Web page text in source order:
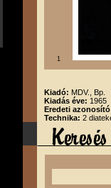
1
Kiadó: MDV., Bp.
Kiadás éve: 1965
Eredeti
Technika: 2